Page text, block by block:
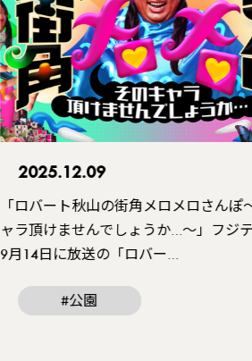
2025.12.09
「ロバート秋山の街角メロメロさんぽ
ャラ頂けませんでしょうか…〜」フジ
9月14日に放送の「ロバー…
#公園